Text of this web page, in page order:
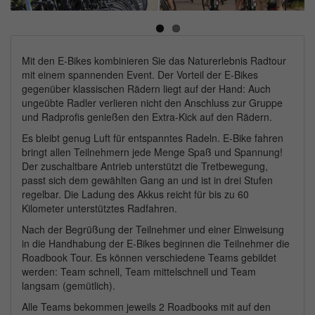
Next
Mit den E-Bikes kombinieren Sie das Naturerlebnis Radtour
mit einem spannenden Event. Der Vorteil der E-Bikes
gegenüber klassischen Rädern liegt auf der Hand: Auch
ungeübte Radler verlieren nicht den Anschluss zur Gruppe
und Radprofis genießen den Extra-Kick auf den Rädern.
Es bleibt genug Luft für entspanntes Radeln. E-Bike fahren
bringt allen Teilnehmern jede Menge Spaß und Spannung!
Der zuschaltbare Antrieb unterstützt die Tretbewegung,
passt sich dem gewählten Gang an und ist in drei Stufen
regelbar. Die Ladung des Akkus reicht für bis zu 60
Kilometer unterstütztes Radfahren.
Nach der Begrüßung der Teilnehmer und einer Einweisung
in die Handhabung der E-Bikes beginnen die Teilnehmer die
Roadbook Tour. Es können verschiedene Teams gebildet
werden: Team schnell, Team mittelschnell und Team
langsam (gemütlich).
Alle Teams bekommen jeweils 2 Roadbooks mit auf den